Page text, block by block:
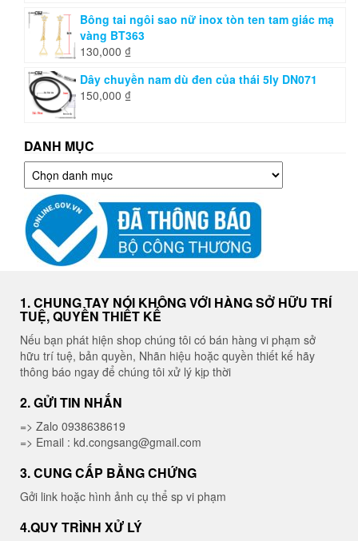
Bông tai ngôi sao nữ inox tòn ten tam giác mạ
vàng BT363
130,000 ₫
Dây chuyền nam dù đen của thái 5ly DN071
150,000 ₫
DANH MỤC
Danh
mục
1. CHUNG TAY NÓI KHÔNG VỚI HÀNG SỞ HỮU TRÍ
TUỆ, QUYỀN THIẾT KẾ
Nếu bạn phát hiện shop chúng tôi có bán hàng vi phạm sở
hữu trí tuệ, bản quyền, Nhãn hiệu hoặc quyền thiết kế hãy
thông báo ngay để chúng tôi xử lý kịp thời
2. GỬI TIN NHẮN
=> Zalo 0938638619
=> Email : kd.congsang@gmail.com
3. CUNG CẤP BẰNG CHỨNG
Gởi link hoặc hình ảnh cụ thể sp vi phạm
4.QUY TRÌNH XỬ LÝ